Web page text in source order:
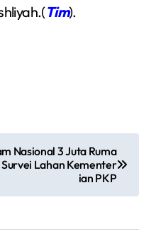
Tim).
Nasional 3 Juta Ruma
Lahan Kementer
ian PKP